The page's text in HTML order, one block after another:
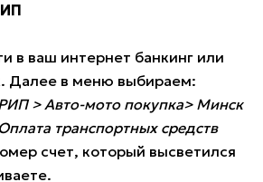
в ваш интернет банкинг или
Далее в меню выбираем:
> Авто-мото покупка> Минск
транспортных средств
счет, который высветился